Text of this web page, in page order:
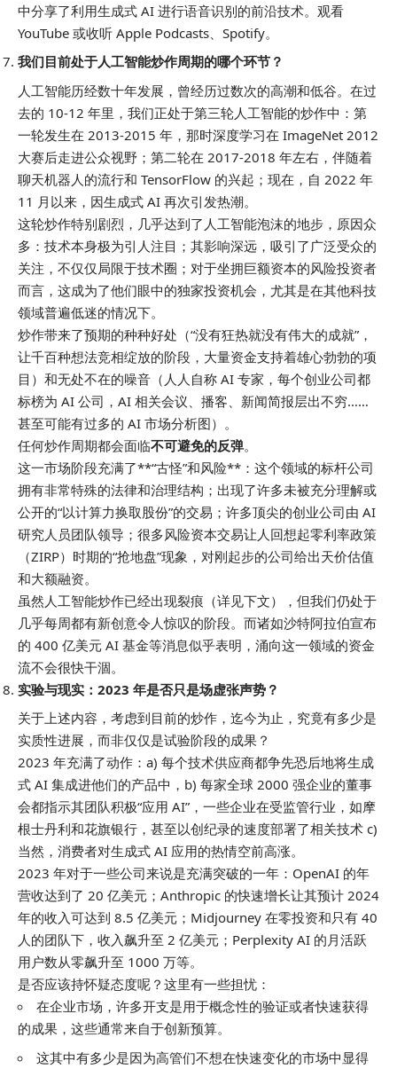
中分享了利用生成式 AI 进行语音识别的前沿技术。观看
YouTube 或收听 Apple Podcasts、Spotify。
我们目前处于人工智能炒作周期的哪个环节？
人工智能历经数十年发展，曾经历过数次的高潮和低谷。在过
去的 10-12 年里，我们正处于第三轮人工智能的炒作中：第
一轮发生在 2013-2015 年，那时深度学习在 ImageNet 2012
大赛后走进公众视野；第二轮在 2017-2018 年左右，伴随着
聊天机器人的流行和 TensorFlow 的兴起；现在，自 2022 年
11 月以来，因生成式 AI 再次引发热潮。
这轮炒作特别剧烈，几乎达到了人工智能泡沫的地步，原因众
多：技术本身极为引人注目；其影响深远，吸引了广泛受众的
关注，不仅仅局限于技术圈；对于坐拥巨额资本的风险投资者
而言，这成为了他们眼中的独家投资机会，尤其是在其他科技
领域普遍低迷的情况下。
炒作带来了预期的种种好处（“没有狂热就没有伟大的成就”，
让千百种想法竞相绽放的阶段，大量资金支持着雄心勃勃的项
目）和无处不在的噪音（人人自称 AI 专家，每个创业公司都
标榜为 AI 公司，AI 相关会议、播客、新闻简报层出不穷……
甚至可能有过多的 AI 市场分析图）。
任何炒作周期都会面临不可避免的反弹。
这一市场阶段充满了**“古怪”和风险**：这个领域的标杆公司
拥有非常特殊的法律和治理结构；出现了许多未被充分理解或
公开的“以计算力换取股份”的交易；许多顶尖的创业公司由 AI
研究人员团队领导；很多风险资本交易让人回想起零利率政策
（ZIRP）时期的“抢地盘”现象，对刚起步的公司给出天价估值
和大额融资。
虽然人工智能炒作已经出现裂痕（详见下文），但我们仍处于
几乎每周都有新创意令人惊叹的阶段。而诸如沙特阿拉伯宣布
的 400 亿美元 AI 基金等消息似乎表明，涌向这一领域的资金
流不会很快干涸。
实验与现实：2023 年是否只是场虚张声势？
关于上述内容，考虑到目前的炒作，迄今为止，究竟有多少是
实质性进展，而非仅仅是试验阶段的成果？
2023 年充满了动作：a) 每个技术供应商都争先恐后地将生成
式 AI 集成进他们的产品中，b) 每家全球 2000 强企业的董事
会都指示其团队积极“应用 AI”，一些企业在受监管行业，如摩
根士丹利和花旗银行，甚至以创纪录的速度部署了相关技术 c)
当然，消费者对生成式 AI 应用的热情空前高涨。
2023 年对于一些公司来说是充满突破的一年：OpenAI 的年
营收达到了 20 亿美元；Anthropic 的快速增长让其预计 2024
年的收入可达到 8.5 亿美元；Midjourney 在零投资和只有 40
人的团队下，收入飙升至 2 亿美元；Perplexity AI 的月活跃
用户数从零飙升至 1000 万等。
是否应该持怀疑态度呢？这里有一些担忧：
在企业市场，许多开支是用于概念性的验证或者快速获得
的成果，这些通常来自于创新预算。
这其中有多少是因为高管们不想在快速变化的市场中显得